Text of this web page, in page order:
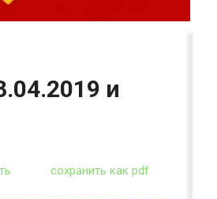
и
сохранить как pdf